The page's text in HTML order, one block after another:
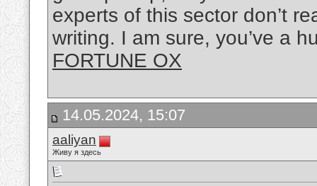
experts of this sector don’t
writing. I am sure, you’ve a
FORTUNE OX
14.05.2024, 15:07
aaliyan
Живу я здесь